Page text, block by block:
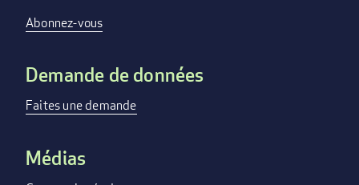
menu
Abonnez-vous
Demande de données
Faites une demande
Médias